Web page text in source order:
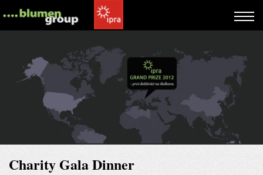
Charity Gala Dinner